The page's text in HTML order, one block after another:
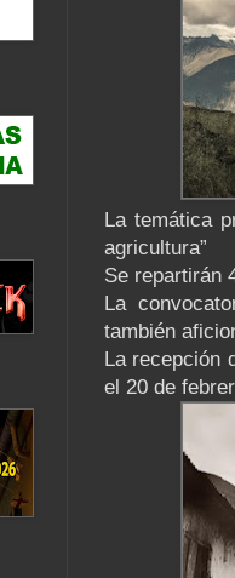
La temática
agricultura”
Se repartirán
La
también
La recepción
el 20 de